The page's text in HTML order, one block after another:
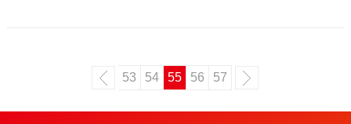
53 54 55 56 57